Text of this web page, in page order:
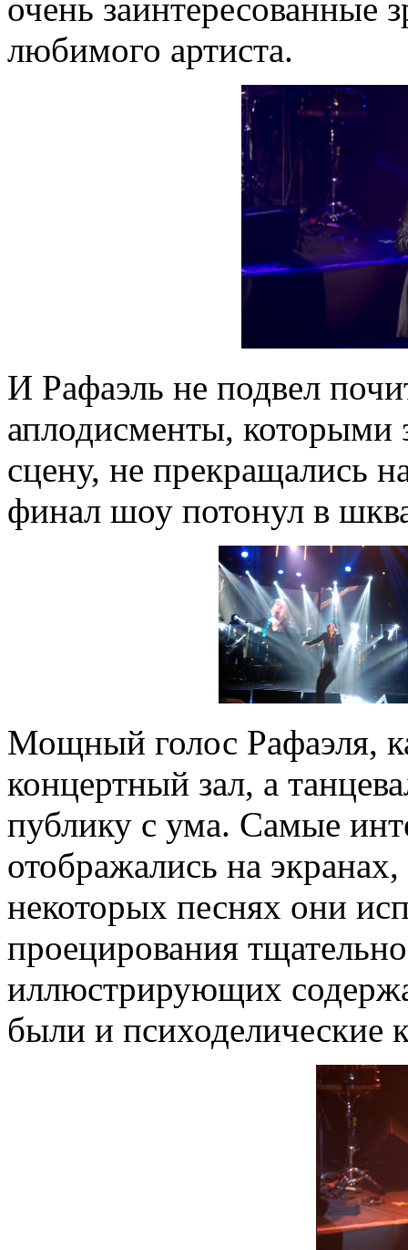
очень заинтересованные
любимого артиста.
И Рафаэль не подвел
аплодисменты, которыми
сцену, не прекращались
финал шоу потонул в
Мощный голос Рафаэля,
концертный зал, а
публику с ума. Самые
отображались на
некоторых песнях они
проецирования
иллюстрирующих
были и психоделические